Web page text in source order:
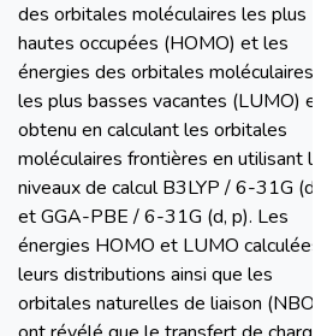
des orbitales moléculaires les plus
hautes occupées (HOMO) et les
énergies des orbitales moléculaires
les plus basses vacantes (LUMO)
obtenu en calculant les orbitales
moléculaires frontières en utilisant
niveaux de calcul B3LYP / 6-31G (d,
et GGA-PBE / 6-31G (d, p). Les
énergies HOMO et LUMO calculées,
leurs distributions ainsi que les
orbitales naturelles de liaison (NBO)